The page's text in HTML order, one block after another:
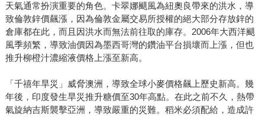
天氣通常扮演重要的角色。卡翠娜颶風為紐奧良帶來的洪水，導
致倫敦鋅價飆漲，因為倫敦金屬交易所授權的絕大部分存放鋅的
倉庫都在此，而且因洪水而無法前往取的庫存。2006年大西洋颶
風季頻繁，導致油價因為墨西哥灣的鑽油平台損壞而上漲，但也
推升柳橙汁濃縮液價格上漲至新高。
「千禧年旱災」威脅澳洲，導致全球小麥價格飆上歷史新高。幾
年後，印度發生旱災推升糖價至30年高點。在此之前不久，熱帶
氣旋納吉斯襲擊亞洲，導致嚴重的災難。稻米必須配給，造成許